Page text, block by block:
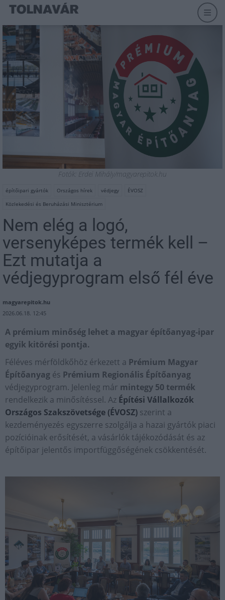
Fotók: Erdei Mihály/magyarepitok.hu
építőipari gyártók Országos hírek védjegy
ÉVOSZ
Közlekedési és Beruházási Minisztérium
Nem elég a logó,
versenyképes termék kell –
Ezt mutatja a
védjegyprogram első fél éve
magyarepitok.hu
2026.06.18. 12:45
A prémium minőség lehet a magyar építőanyag-ipar
egyik kitörési pontja.
Féléves mérföldkőhöz érkezett a Prémium Magyar
Építőanyag és Prémium Regionális Építőanyag
védjegyprogram. Jelenleg már mintegy 50 termék
rendelkezik a minősítéssel. Az Építési Vállalkozók
Országos Szakszövetsége (ÉVOSZ) szerint a
kezdeményezés egyszerre szolgálja a hazai gyártók piaci
pozícióinak erősítését, a vásárlók tájékozódását és az
építőipar jelentős importfüggőségének csökkentését.